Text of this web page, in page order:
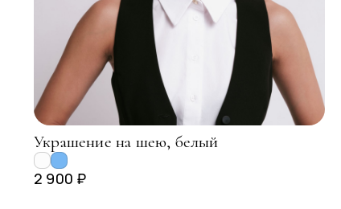
Украшение на шею, белый
2 900 ₽